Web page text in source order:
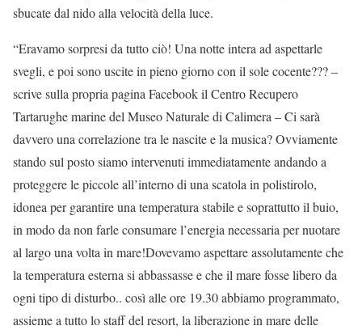
sbucate dal nido alla velocità della luce.
“Eravamo sorpresi da tutto ciò! Una notte intera ad aspettarle
svegli, e poi sono uscite in pieno giorno con il sole cocente??? –
scrive sulla propria pagina Facebook il Centro Recupero
Tartarughe marine del Museo Naturale di Calimera – Ci sarà
davvero una correlazione tra le nascite e la musica? Ovviamente
stando sul posto siamo intervenuti immediatamente andando a
proteggere le piccole all’interno di una scatola in polistirolo,
idonea per garantire una temperatura stabile e soprattutto il buio,
in modo da non farle consumare l’energia necessaria per nuotare
al largo una volta in mare!Dovevamo aspettare assolutamente che
la temperatura esterna si abbassasse e che il mare fosse libero da
ogni tipo di disturbo.. così alle ore 19.30 abbiamo programmato,
assieme a tutto lo staff del resort, la liberazione in mare delle